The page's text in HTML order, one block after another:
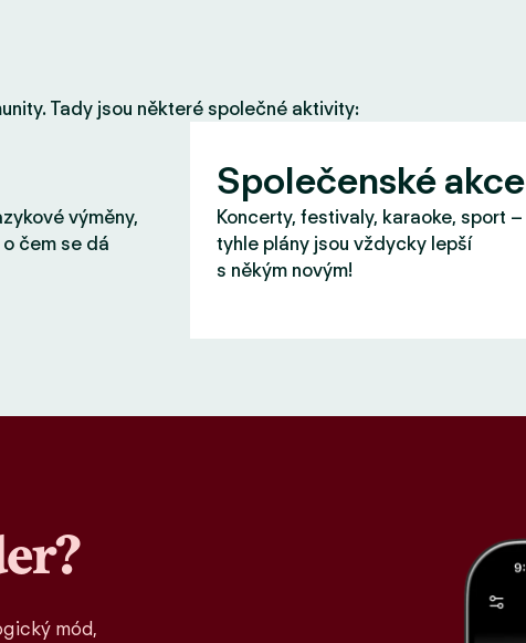
Tady jsou některé společné aktivity:
výměny,
čem se dá
Společenské akce
Koncerty, festivaly, karaoke, sport –
tyhle plány jsou vždycky lepší
s někým novým!
mód,